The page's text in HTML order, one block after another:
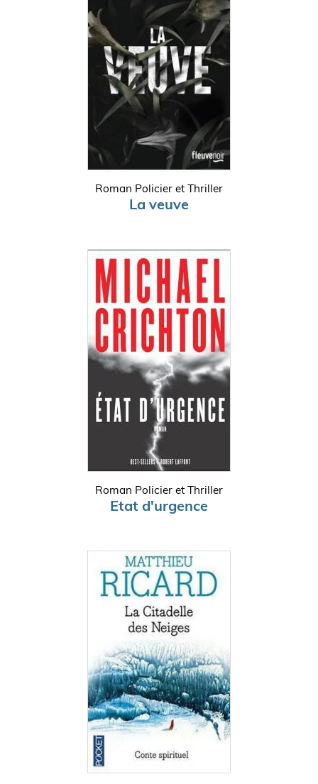
Roman Policier et Thriller
La veuve
Roman Policier et Thriller
Etat d'urgence